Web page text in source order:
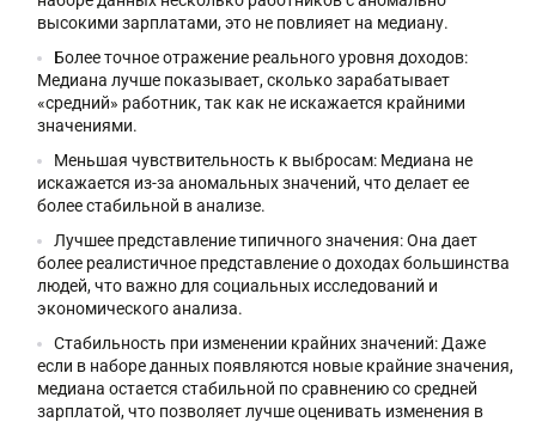
высокими зарплатами, это не повлияет на медиану.
Более точное отражение реального уровня доходов:
Медиана лучше показывает, сколько зарабатывает
«средний» работник, так как не искажается крайними
значениями.
Меньшая чувствительность к выбросам: Медиана не
искажается из-за аномальных значений, что делает ее
более стабильной в анализе.
Лучшее представление типичного значения: Она дает
более реалистичное представление о доходах большинства
людей, что важно для социальных исследований и
экономического анализа.
Стабильность при изменении крайних значений: Даже
если в наборе данных появляются новые крайние значения,
медиана остается стабильной по сравнению со средней
зарплатой, что позволяет лучше оценивать изменения в